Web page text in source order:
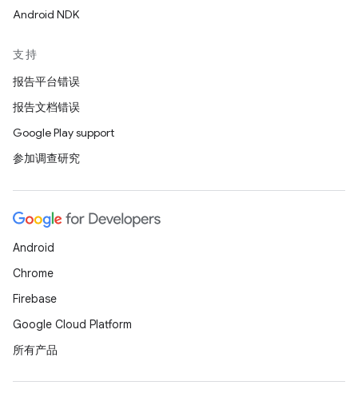
Android NDK
支持
报告平台错误
报告文档错误
Google Play support
参加调查研究
Android
Chrome
Firebase
Google Cloud Platform
所有产品